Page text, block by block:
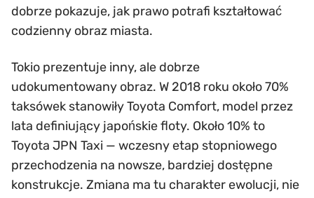
dobrze pokazuje, jak prawo potrafi kształtować
codzienny obraz miasta.
Tokio prezentuje inny, ale dobrze
udokumentowany obraz. W 2018 roku około 70%
taksówek stanowiły Toyota Comfort, model przez
lata definiujący japońskie floty. Około 10% to
Toyota JPN Taxi — wczesny etap stopniowego
przechodzenia na nowsze, bardziej dostępne
konstrukcje. Zmiana ma tu charakter ewolucji, nie